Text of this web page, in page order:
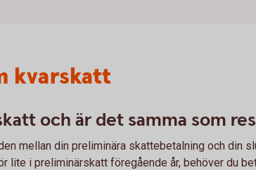
kvarskatt
och är det samma som
mellan din preliminära skattebetalning och din
lite i preliminärskatt föregående år, behöver du